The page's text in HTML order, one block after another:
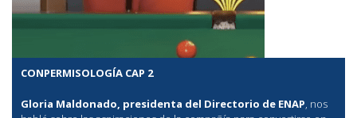
CONPERMISOLOGÍA CAP 2
Gloria Maldonado, presidenta del Directorio de ENAP, nos